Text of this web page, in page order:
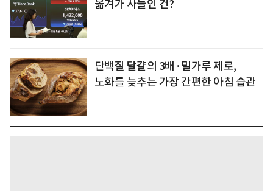
옮겨가 사들인 건?
단백질 달걀의 3배·밀가루 제로,
노화를 늦추는 가장 간편한 아침 습관